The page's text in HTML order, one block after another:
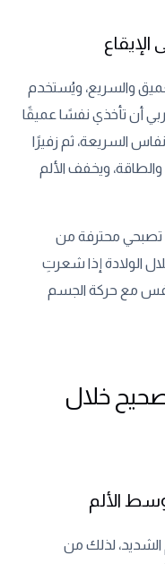
والسريع، ويُستخدم
جربي أن تأخذي نفسًا عميقًا
السريعة، ثم زفيرًا
والطاقة، ويخفف الألم
تصبحي محترفة من
الولادة إذا شعرتِ
مع حركة الجسم
خلال
الألم
الشديد، لذلك من